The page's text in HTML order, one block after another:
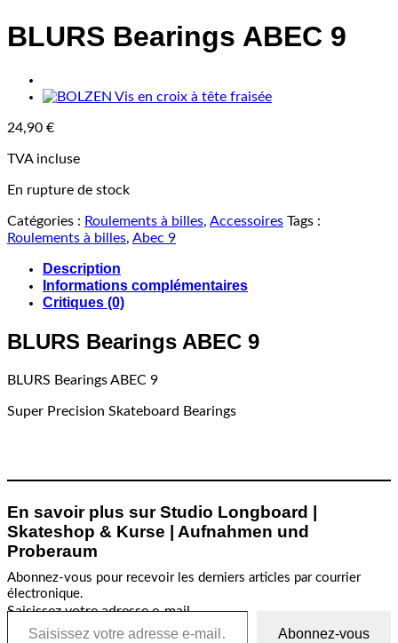
BLURS Bearings ABEC 9
24,90 €
TVA incluse
En rupture de stock
Catégories : Roulements à billes, Accessoires Tags :
Roulements à billes, Abec 9
Description
Informations complémentaires
Critiques (0)
BLURS Bearings ABEC 9
BLURS Bearings ABEC 9
Super Precision Skateboard Bearings
En savoir plus sur Studio Longboard |
Skateshop & Kurse | Aufnahmen und
Proberaum
Abonnez-vous pour recevoir les derniers articles par courrier
électronique.
Saisissez votre adresse e-mail…
Abonnez-vous